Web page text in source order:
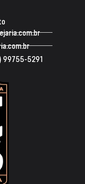
99755-5291